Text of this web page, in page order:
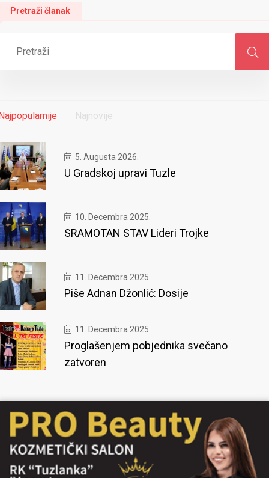
Pretraži članak
Najnovije
5. Augusta 2026.
U Gradskoj upravi Tuzle
10. Decembra 2025.
SRAMOTAN STAV Lideri Trojke
11. Decembra 2025.
Piše Adnan Džonlić: Dosije
11. Decembra 2025.
Proglašenjem pobjednika svečano
zatvoren